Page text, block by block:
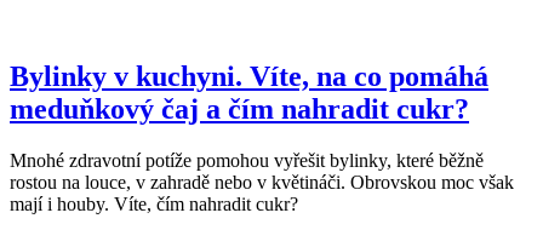
Bylinky v kuchyni. Víte, na co pomáhá
meduňkový čaj a čím nahradit cukr?
Mnohé zdravotní potíže pomohou vyřešit bylinky, které běžně
rostou na louce, v zahradě nebo v květináči. Obrovskou moc však
mají i houby. Víte, čím nahradit cukr?